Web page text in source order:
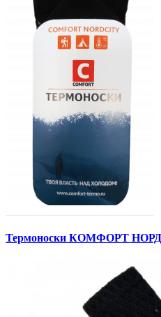
Термоноски КОМФОРТ